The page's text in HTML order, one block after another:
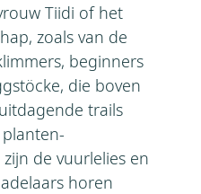
Tiidi of het
zoals van de
beginners
die boven
trails
de vuurlelies en
horen